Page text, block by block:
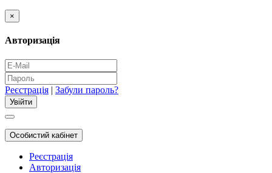
×
Авторизація
Реєстрація | Забули пароль?
Особистий кабінет
Реєстрація
Авторизація